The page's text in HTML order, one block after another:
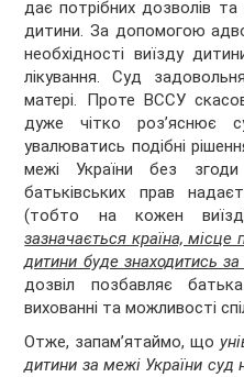
дає потрібних дозволів
дитини. За допомогою
необхідності виїзду
лікування. Суд
матері. Проте ВССУ
дуже чітко роз’яснює
увалюватись подібні
межі України без
батьківських прав
(тобто на кожен
зазначається країна, місце
дитини буде знаходитись
дозвіл позбавляє
вихованні та можливості
Отже, запам’ятаймо, що
дитини за межі України суд